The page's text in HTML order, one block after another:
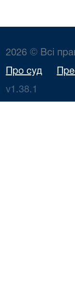
2026 © Всі
Про суд
v1.38.1